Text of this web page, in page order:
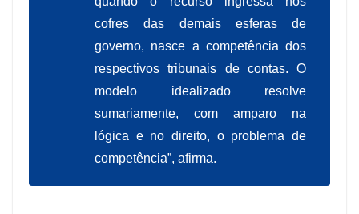
cofres das demais esferas de
governo, nasce a competência dos
respectivos tribunais de contas. O
modelo idealizado resolve
sumariamente, com amparo na
lógica e no direito, o problema de
competência”, afirma.